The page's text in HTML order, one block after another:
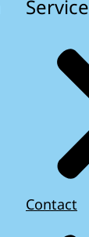
Service
Contact